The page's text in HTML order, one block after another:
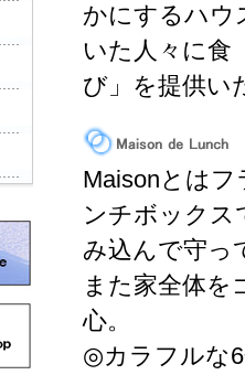
かにするハウ
いた人々に食
び」を提供い
Maisonとはフ
ンチボックス
み込んで守っ
また家全体を
心。
◎カラフルな